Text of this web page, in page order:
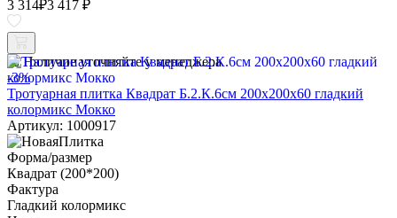
3 314₽3 417 ₽
Наличие уточняйте у менеджера
-3%
Тротуарная плитка Квадрат Б.2.К.6см 200х200х60 гладкий
колормикс Мокко
Артикул: 1000917
Форма/размер
Квадрат (200*200)
Фактура
Гладкий колормикс